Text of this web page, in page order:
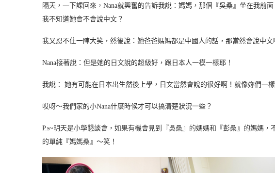
隔天，一下課回來，Nana就興奮的告訴我說：媽媽，那個『吳桑』坐在我前
我不知道她會不會說中文？
我又忍不住一陣大笑，然後說：她爸爸媽媽都是中國人的話，那當然會說中
Nana接著說：但是她的日文說的超級好，跟日本人一模一樣耶！
我說： 她有可能在日本出生然後上學，日文當然會說的很好啊！就像妳們一樣
哎呀～我們家的小Nana什麼時候才可以搞清楚狀況一些？
P.s~明天是小學懇談會，如果有機會見到『吳桑』的媽媽和『彭桑』的媽媽
的單純『媽媽桑』～笑！